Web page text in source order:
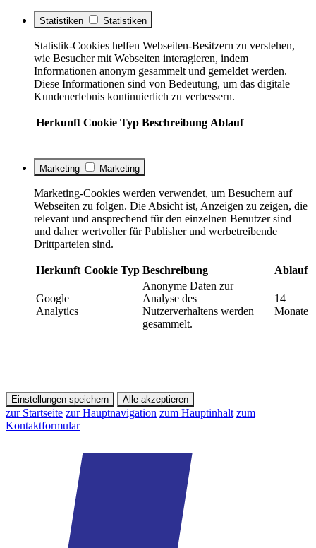
Statistiken Statistiken
Statistik-Cookies helfen Webseiten-Besitzern zu verstehen,
wie Besucher mit Webseiten interagieren, indem
Informationen anonym gesammelt und gemeldet werden.
Diese Informationen sind von Bedeutung, um das digitale
Kundenerlebnis kontinuierlich zu verbessern.
Herkunft Cookie Typ Beschreibung Ablauf
Marketing Marketing
Marketing-Cookies werden verwendet, um Besuchern auf
Webseiten zu folgen. Die Absicht ist, Anzeigen zu zeigen, die
relevant und ansprechend für den einzelnen Benutzer sind
und daher wertvoller für Publisher und werbetreibende
Drittparteien sind.
Herkunft Cookie Typ Beschreibung Ablauf
Google
Analytics
Anonyme Daten zur
Analyse des
Nutzerverhaltens werden
gesammelt.
14
Monate
Einstellungen speichern Alle akzeptieren
zur Startseite zur Hauptnavigation zum Hauptinhalt zum
Kontaktformular